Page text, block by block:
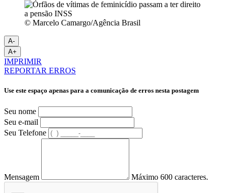
© Marcelo Camargo/Agência Brasil
A-
A+
IMPRIMIR
REPORTAR ERROS
Use este espaço apenas para a comunicação de erros nesta postagem
Seu nome
Seu e-mail
Seu Telefone
Mensagem Máximo 600 caracteres.